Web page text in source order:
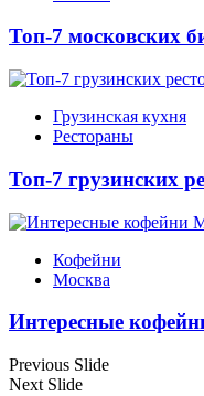
Топ-7 московских
Грузинская кухня
Рестораны
Топ-7 грузинских
Кофейни
Москва
Интересные
Previous Slide
Next Slide